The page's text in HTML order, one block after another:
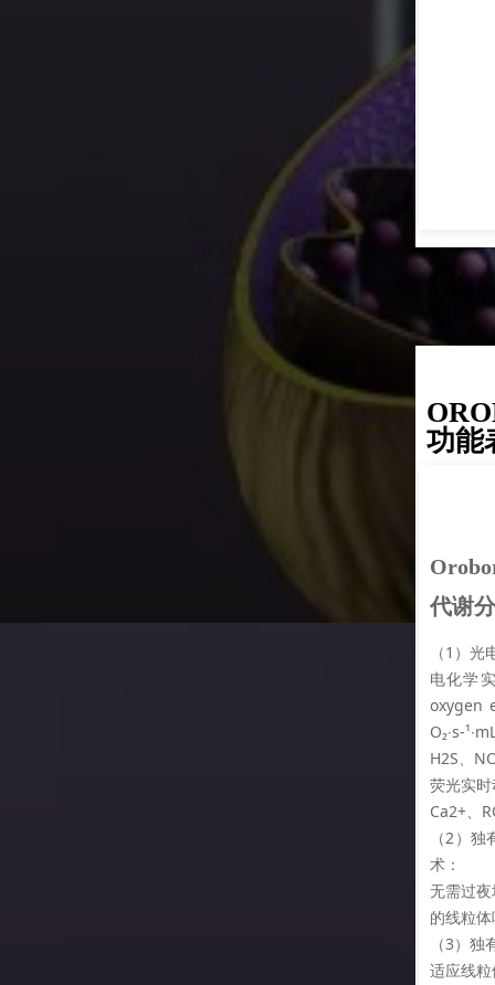
功能
代谢
（1）
电化学
oxygen
O₂∙s-
H2S、
荧光实
Ca2+、
（2）
术：
无需过
的线粒
（3）
适应线